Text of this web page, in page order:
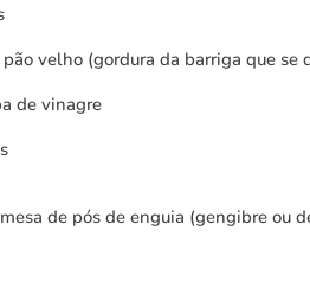
velho (gordura da barriga que se
de vinagre
de pós de enguia (gengibre ou